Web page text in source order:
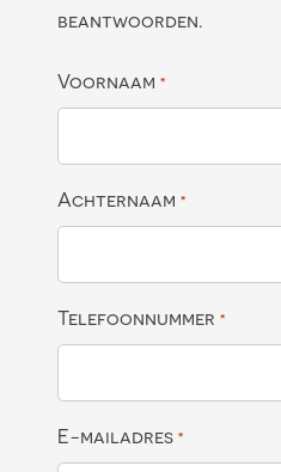
beantwoorden.
Voornaam *
Achternaam *
Telefoonnummer *
E-mailadres *